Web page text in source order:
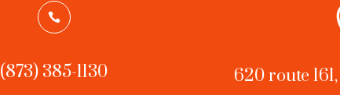

(873) 385-1130 620 route